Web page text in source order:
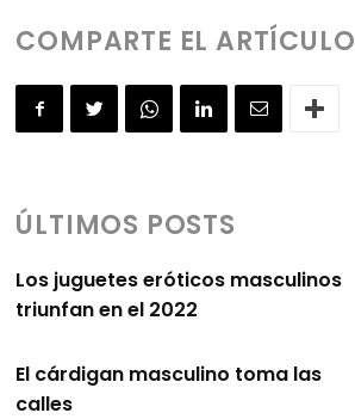
COMPARTE EL ARTÍCULO
ÚLTIMOS POSTS
Los juguetes eróticos masculinos
triunfan en el 2022
El cárdigan masculino toma las
calles